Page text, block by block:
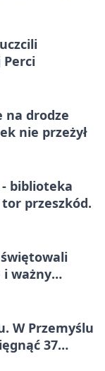
na drodze
nie przeżył
biblioteka
przeszkód.
i ważny
W Przemyślu
37